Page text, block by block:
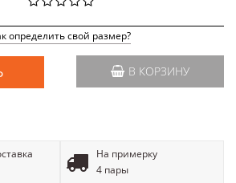
определить свой размер?
В КОРЗИНУ
На примерку
4 пары